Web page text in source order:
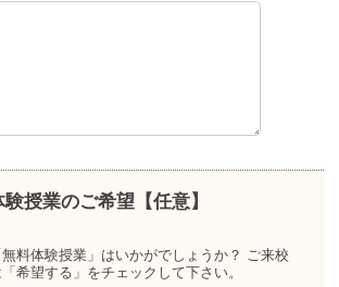
授業のご希望【任意】
無料体験授業」はいかがでしょうか？ ご来校
希望する」をチェックして下さい。